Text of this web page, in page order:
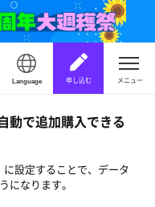
Language 申し込む メニュー
動で追加購入できる
設定することで、データ
になります。